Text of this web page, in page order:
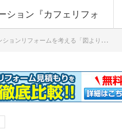
ション『カフェリフォ
ョンリフォームを考える「図より形、形より絵」